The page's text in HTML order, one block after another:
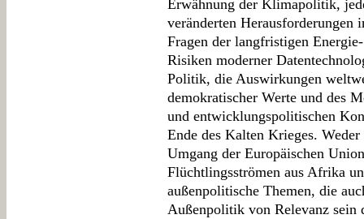
Erwähnung der Klimapolitik,
veränderten
Fragen der langfristigen
Risiken moderner
Politik, die Auswirkungen
demokratischer Werte und des
und entwicklungspolitischen
Ende des Kalten Krieges.
Umgang der Europäischen
Flüchtlingsströmen aus Afrika
außenpolitische Themen, die
Außenpolitik von Relevanz sein